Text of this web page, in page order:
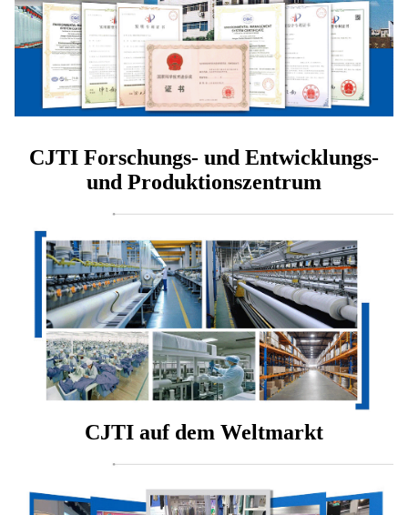
CJTI Forschungs- und Entwicklungs-
und Produktionszentrum
CJTI auf dem Weltmarkt